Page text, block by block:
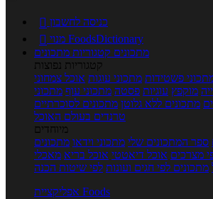
 כניסה לחשבון

מנוי FoodsDictionary
מתכונים קטגוריות מתכונים
קטגוריות נפוצות
פשטידות מתכוני עוגות אוכל צמחוני
מוקפץ עוגיות פסטה מתכוני עוף מתכוני
מתכונים ללא גלוטן מתכונים לסוכרתיים
טרנדים בעולם האוכל
מיוחדים
ספר המתכונים שלי מתכוני וידאו מתכונים
מצרכים אוכל דיאטטי אוכל בריא מאכלי
מתכונים לפי חגים ועונות לפי שיטות הכנה
אפליקציית Foods